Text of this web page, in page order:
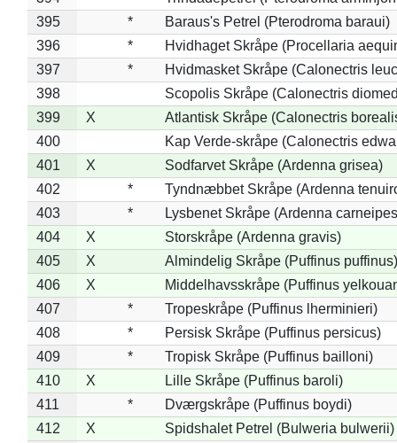
395
*
Baraus's Petrel (Pterodroma baraui)
396
*
Hvidhaget Skråpe (Procellaria
397
*
Hvidmasket Skråpe (Calonectris
398
Scopolis Skråpe (Calonectris
399
X
Atlantisk Skråpe (Calonectris
400
Kap Verde-skråpe (Calonectris
401
X
Sodfarvet Skråpe (Ardenna grisea)
402
*
Tyndnæbbet Skråpe (Ardenna
403
*
Lysbenet Skråpe (Ardenna
404
X
Storskråpe (Ardenna gravis)
405
X
Almindelig Skråpe (Puffinus puffinus)
406
X
Middelhavsskråpe (Puffinus
407
*
Tropeskråpe (Puffinus lherminieri)
408
*
Persisk Skråpe (Puffinus persicus)
409
*
Tropisk Skråpe (Puffinus bailloni)
410
X
Lille Skråpe (Puffinus baroli)
411
*
Dværgskråpe (Puffinus boydi)
412
X
Spidshalet Petrel (Bulweria bulwerii)